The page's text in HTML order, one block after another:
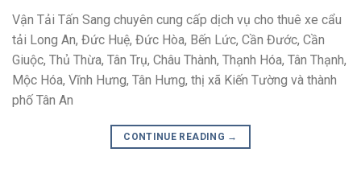
Vận Tải Tấn Sang chuyên cung cấp dịch vụ cho thuê xe cẩu
tải Long An, Đức Huệ, Đức Hòa, Bến Lức, Cần Đước, Cần
Giuộc, Thủ Thừa, Tân Trụ, Châu Thành, Thạnh Hóa, Tân Thạnh,
Mộc Hóa, Vĩnh Hưng, Tân Hưng, thị xã Kiến Tường và thành
phố Tân An
CONTINUE READING →